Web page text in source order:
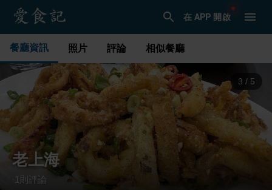
在 APP 開啟
餐廳資訊 照片 評論 相似餐廳
3 / 5
老上海
1 則評論